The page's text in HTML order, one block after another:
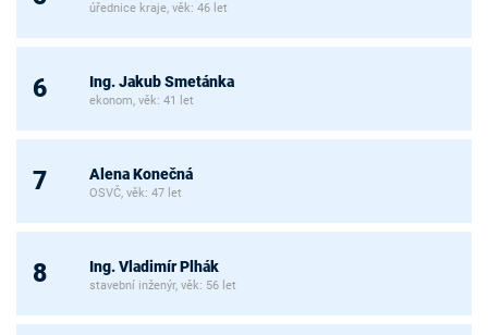
úřednice kraje, věk: 46 let
6 Ing. Jakub Smetánka
ekonom, věk: 41 let
7 Alena Konečná
OSVČ, věk: 47 let
8 Ing. Vladimír Plhák
stavební inženýr, věk: 56 let